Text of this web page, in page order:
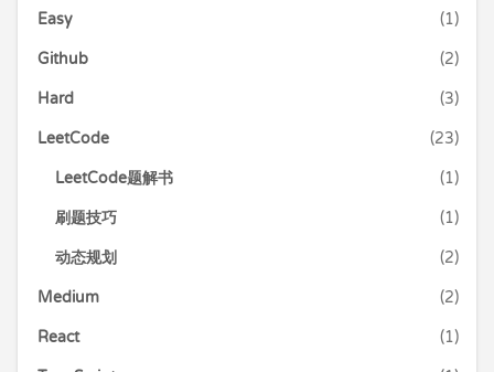
Easy (1)
Github (2)
Hard (3)
LeetCode (23)
LeetCode题解书 (1)
刷题技巧 (1)
动态规划 (2)
Medium (2)
React (1)